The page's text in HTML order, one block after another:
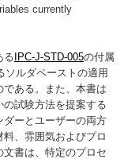
currently
る IPC-J-STD-005の付属
ソルダペーストの適用
ある。また、本書は
試験方法を提案する
ダーとユーザーの両方
、雰囲気およびプロ
書は、特定のプロセ